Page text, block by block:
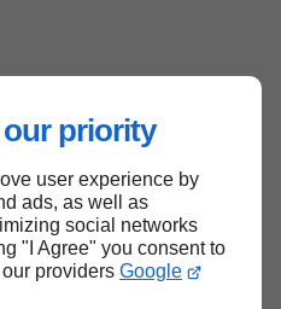
priority
user experience by
ads, as well as
social networks
"I Agree" you consent to
providers Google
de page